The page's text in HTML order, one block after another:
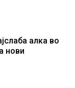
алка во
нови